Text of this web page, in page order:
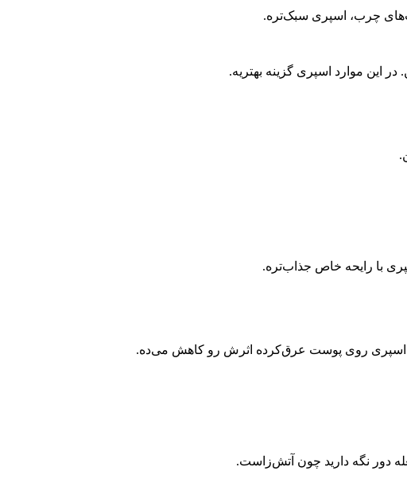
چرب، اسپری سبک‌تره.
این موارد اسپری گزینه بهتریه.
.
با رایحه خاص جذاب‌تره.
یا اسپری روی پوست عرق‌کرده اثرش رو کاهش می‌ده.
دور نگه دارید چون آتش‌زاست.